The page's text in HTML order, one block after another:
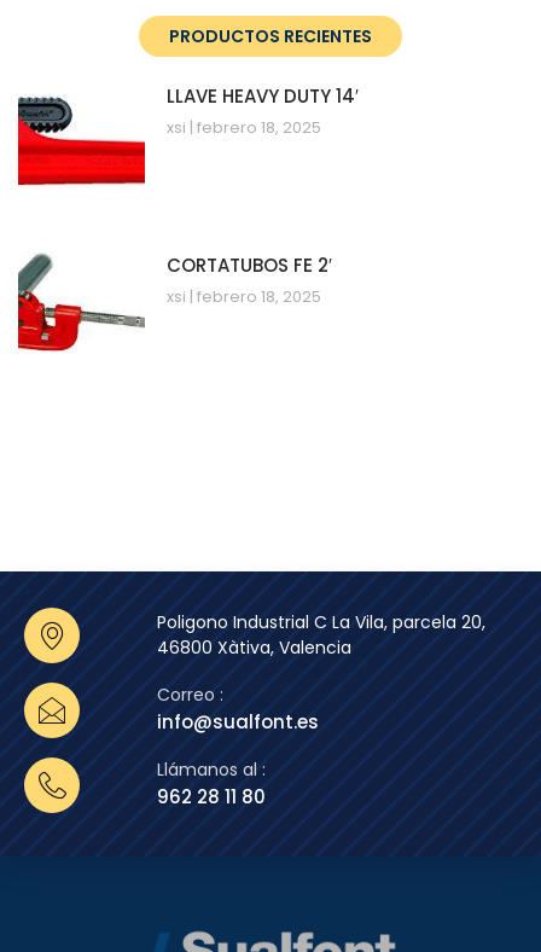
PRODUCTOS RECIENTES
LLAVE HEAVY DUTY 14′
xsi febrero 18, 2025
CORTATUBOS FE 2′
xsi febrero 18, 2025
Poligono Industrial C La Vila, parcela 20,
46800 Xàtiva, Valencia
Correo :
info@sualfont.es
Llámanos al :
962 28 11 80